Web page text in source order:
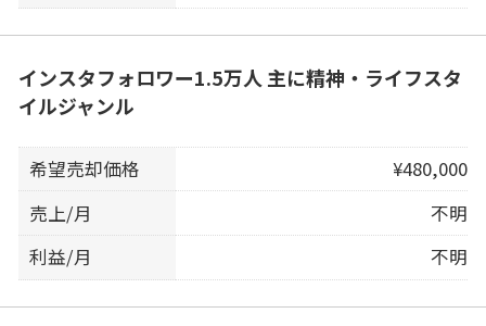
インスタフォロワー1.5万人 主に精神・ライフスタ
イルジャンル
希望売却価格
¥480,000
売上/月
不明
利益/月
不明